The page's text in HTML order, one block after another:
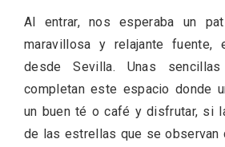
Al entrar, nos esperaba un
maravillosa y relajante fuente,
desde Sevilla. Unas
completan este espacio donde
un buen té o café y disfrutar, si
de las estrellas que se observan